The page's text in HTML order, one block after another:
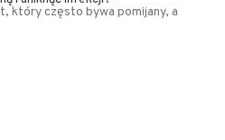
który często bywa pomijany, a